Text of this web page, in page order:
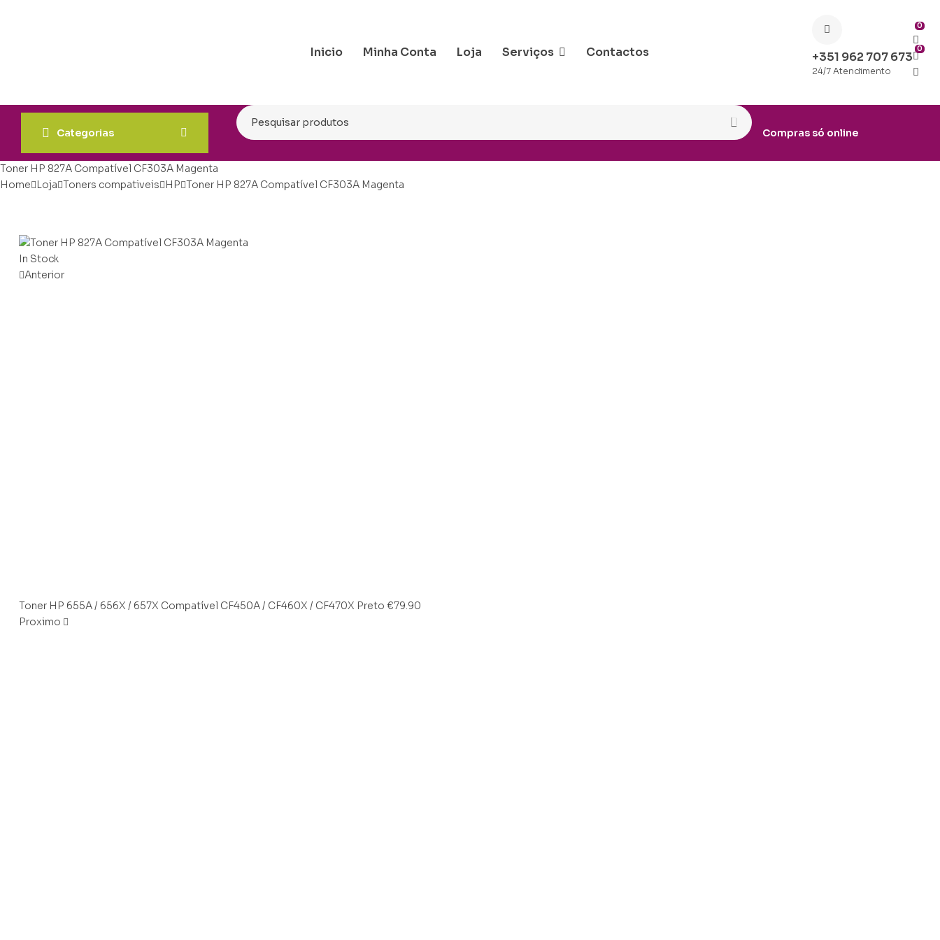
Inicio Minha Conta Loja Serviços Contactos +351 962 707 673
24/7 Atendimento
0
0
Categorias Compras só online
Toner HP 827A Compatível CF303A Magenta
Home
Loja Toners compativeis HP Toner HP 827A Compatível CF303A Magenta
In Stock
Anterior
Toner HP 655A / 656X / 657X Compatível CF450A / CF460X / CF470X Preto €79.90
Proximo